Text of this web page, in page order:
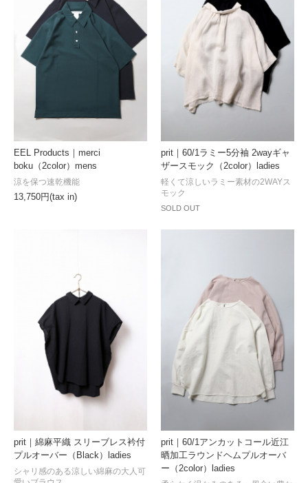
EEL Products｜merci
boku（2color）mens
13,750円(tax in)
涼を保つ速乾機能
prit｜60/1ラミー5分袖 2wayギャ
ザースモック（2color）ladies
SOLD OUT
軽くて涼しいラミー素材の2WAYス
モック
prit｜綿麻平織 スリーブレス衿付
プルオーバー（Black）ladies
シャリ感のある涼しい綿麻の大人可
prit｜60/1アンカットコール近江
晒加工ラウンドヘムプルオーバ
ー（2color）ladies